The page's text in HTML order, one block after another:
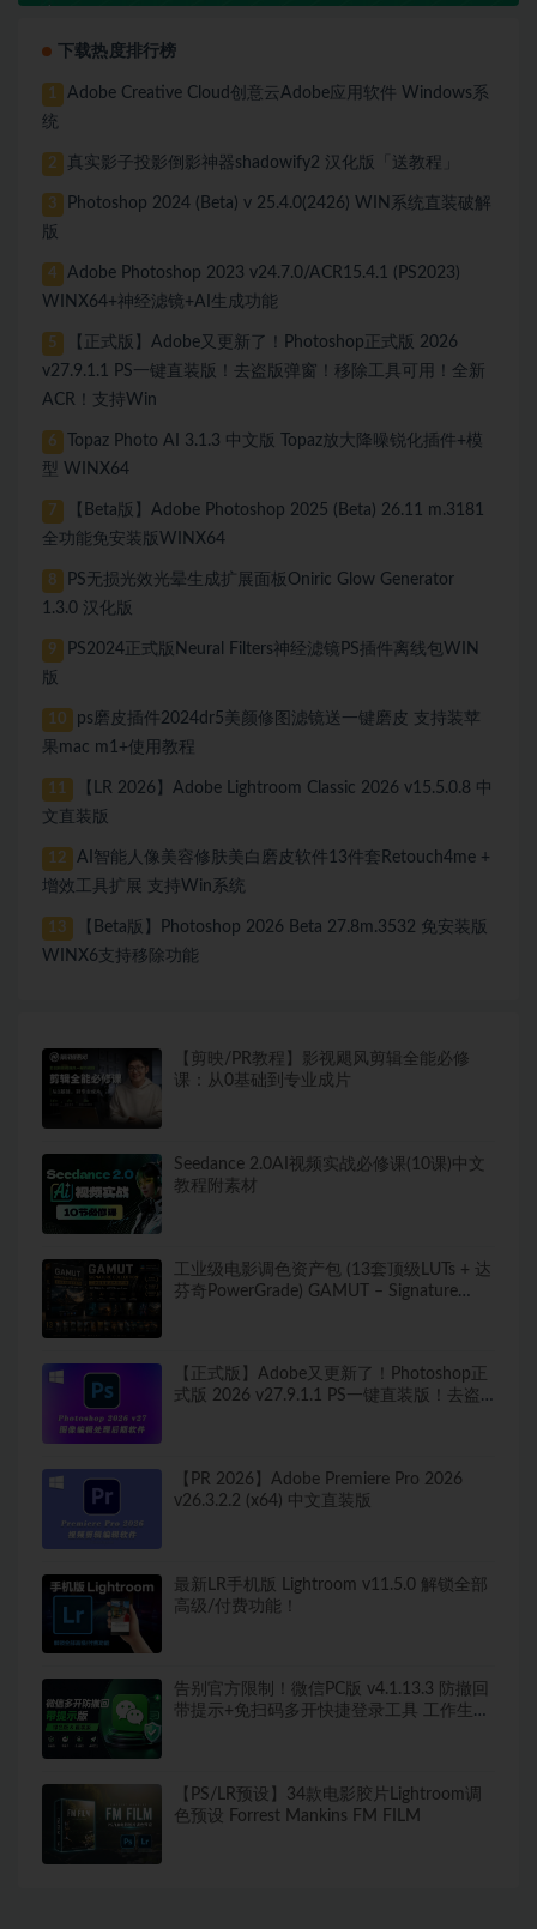
下载热度排行榜
1
Adobe Creative Cloud创意云Adobe应用软件 Windows系
统
2 真实影子投影倒影神器shadowify2 汉化版「送教程」
3
Photoshop 2024 (Beta) v 25.4.0(2426) WIN系统直装破解
版
4
Adobe Photoshop 2023 v24.7.0/ACR15.4.1 (PS2023)
WINX64+神经滤镜+AI生成功能
5
【正式版】Adobe又更新了！Photoshop正式版 2026
v27.9.1.1 PS一键直装版！去盗版弹窗！移除工具可用！全新
ACR！支持Win
6
Topaz Photo AI 3.1.3 中文版 Topaz放大降噪锐化插件+模
型 WINX64
7
【Beta版】Adobe Photoshop 2025 (Beta) 26.11 m.3181
全功能免安装版WINX64
8
PS无损光效光晕生成扩展面板Oniric Glow Generator
1.3.0 汉化版
9
PS2024正式版Neural Filters神经滤镜PS插件离线包WIN
版
10
ps磨皮插件2024dr5美颜修图滤镜送一键磨皮 支持装苹
果mac m1+使用教程
11
【LR 2026】Adobe Lightroom Classic 2026 v15.5.0.8 中
文直装版
12
AI智能人像美容修肤美白磨皮软件13件套Retouch4me +
增效工具扩展 支持Win系统
13
【Beta版】Photoshop 2026 Beta 27.8m.3532 免安装版
WINX6支持移除功能
【剪映/PR教程】影视飓风剪辑全能必修
课：从0基础到专业成片
Seedance 2.0AI视频实战必修课(10课)中文
教程附素材
工业级电影调色资产包 (13套顶级LUTs + 达
芬奇PowerGrade) GAMUT – Signature
【正式版】Adobe又更新了！Photoshop正
式版 2026 v27.9.1.1 PS一键直装版！去盗
【PR 2026】Adobe Premiere Pro 2026
v26.3.2.2 (x64) 中文直装版
最新LR手机版 Lightroom v11.5.0 解锁全部
高级/付费功能！
告别官方限制！微信PC版 v4.1.13.3 防撤回
带提示+免扫码多开快捷登录工具 工作生活
【PS/LR预设】34款电影胶片Lightroom调
色预设 Forrest Mankins FM FILM